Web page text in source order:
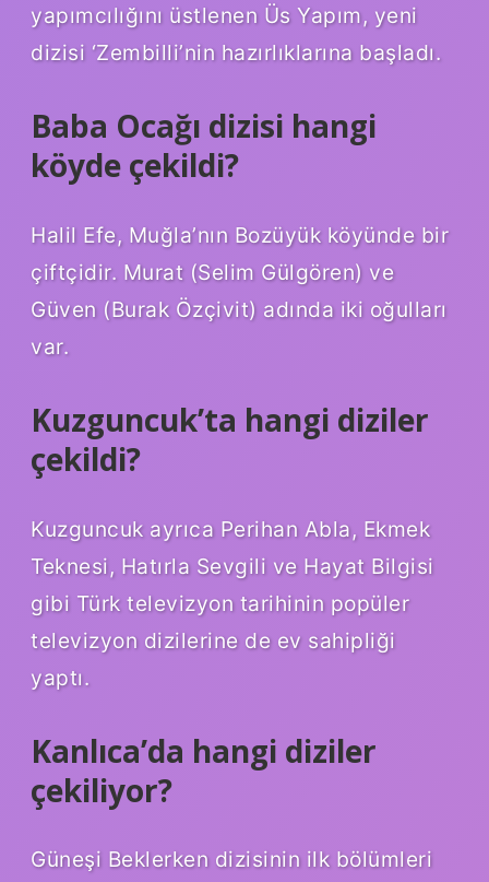
yapımcılığını üstlenen Üs Yapım, yeni
dizisi ‘Zembilli’nin hazırlıklarına başladı.
Baba Ocağı dizisi hangi
köyde çekildi?
Halil Efe, Muğla’nın Bozüyük köyünde bir
çiftçidir. Murat (Selim Gülgören) ve
Güven (Burak Özçivit) adında iki oğulları
var.
Kuzguncuk’ta hangi diziler
çekildi?
Kuzguncuk ayrıca Perihan Abla, Ekmek
Teknesi, Hatırla Sevgili ve Hayat Bilgisi
gibi Türk televizyon tarihinin popüler
televizyon dizilerine de ev sahipliği
yaptı.
Kanlıca’da hangi diziler
çekiliyor?
Güneşi Beklerken dizisinin ilk bölümleri